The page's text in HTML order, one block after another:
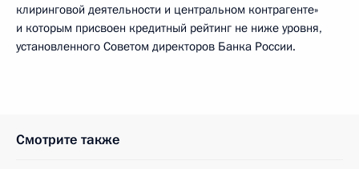
клиринговой деятельности и центральном контрагенте»
и которым присвоен кредитный рейтинг не ниже уровня,
установленного Советом директоров Банка России.
Смотрите также